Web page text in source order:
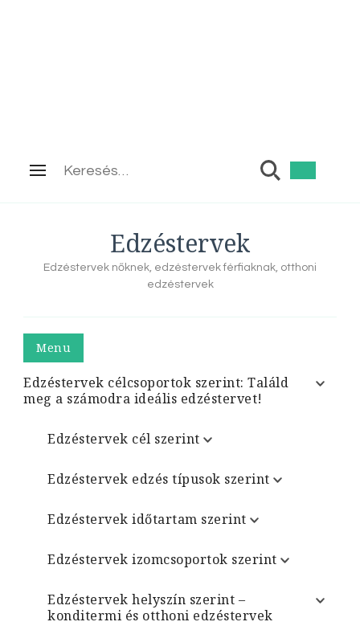
Keresés:
Edzéstervek
Edzéstervek nőknek, edzéstervek férfiaknak, otthoni
edzéstervek
Menu
Edzéstervek célcsoportok szerint: Találd
meg a számodra ideális edzéstervet!
Edzéstervek cél szerint
Edzéstervek edzés típusok szerint
Edzéstervek időtartam szerint
Edzéstervek izomcsoportok szerint
Edzéstervek helyszín szerint –
konditermi és otthoni edzéstervek